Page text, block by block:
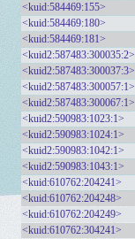
<kuid:584469:155>
<kuid:584469:180>
<kuid:584469:181>
<kuid2:587483:300035:2>
<kuid2:587483:300037:3>
<kuid2:587483:300057:1>
<kuid2:587483:300067:1>
<kuid2:590983:1023:1>
<kuid2:590983:1024:1>
<kuid2:590983:1042:1>
<kuid2:590983:1043:1>
<kuid:610762:204241>
<kuid:610762:204248>
<kuid:610762:204249>
<kuid:610762:304241>